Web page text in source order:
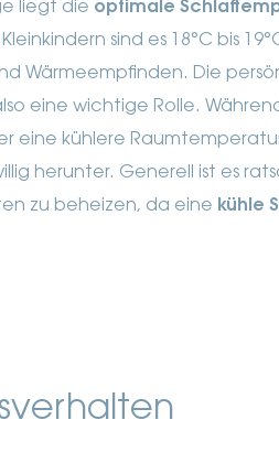
liegt die optimale
sind es 18°C bis
Wärmeempfinden. Die
eine wichtige Rolle.
eine kühlere
herunter. Generell ist es
zu beheizen, da eine kühle